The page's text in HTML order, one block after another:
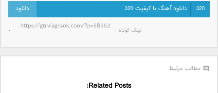
320
دانلود آهنگ با کیفیت 320
لینک کوتاه‌ :
مطالب مرتبط
Related Posts: